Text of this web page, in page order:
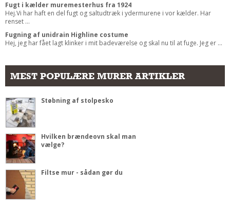
Fugt i kælder muremesterhus fra 1924
Hej.Vi har haft en del fugt og saltudtræk i ydermurene i vor kælder. Har
renset ...
Fugning af unidrain Highline costume
Hej, jeg har fået lagt klinker i mit badeværelse og skal nu til at fuge. Jeg er ...
MEST POPULÆRE MURER ARTIKLER
Støbning af stolpesko
Hvilken brændeovn skal man
vælge?
Filtse mur - sådan gør du